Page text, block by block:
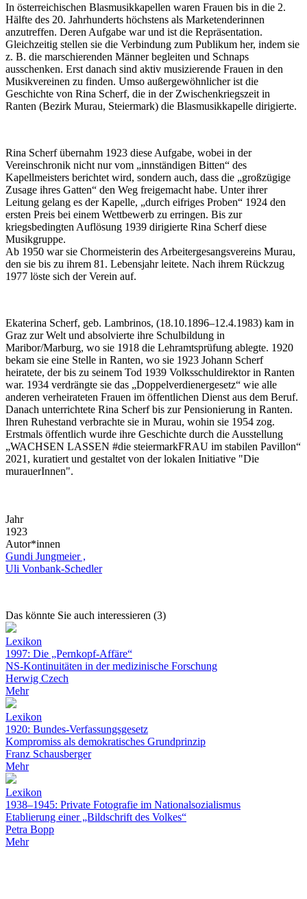
In österreichischen Blasmusikkapellen waren Frauen bis in die 2.
Hälfte des 20. Jahrhunderts höchstens als Marketenderinnen
anzutreffen. Deren Aufgabe war und ist die Repräsentation.
Gleichzeitig stellen sie die Verbindung zum Publikum her, indem sie
z. B. die marschierenden Männer begleiten und Schnaps
ausschenken. Erst danach sind aktiv musizierende Frauen in den
Musikvereinen zu finden. Umso außergewöhnlicher ist die
Geschichte von Rina Scherf, die in der Zwischenkriegszeit in
Ranten (Bezirk Murau, Steiermark) die Blasmusikkapelle dirigierte.
Rina Scherf übernahm 1923 diese Aufgabe, wobei in der
Vereinschronik nicht nur vom „innständigen Bitten“ des
Kapellmeisters berichtet wird, sondern auch, dass die „großzügige
Zusage ihres Gatten“ den Weg freigemacht habe. Unter ihrer
Leitung gelang es der Kapelle, „durch eifriges Proben“ 1924 den
ersten Preis bei einem Wettbewerb zu erringen. Bis zur
kriegsbedingten Auflösung 1939 dirigierte Rina Scherf diese
Musikgruppe.
Ab 1950 war sie Chormeisterin des Arbeitergesangsvereins Murau,
den sie bis zu ihrem 81. Lebensjahr leitete. Nach ihrem Rückzug
1977 löste sich der Verein auf.
Ekaterina Scherf, geb. Lambrinos, (18.10.1896–12.4.1983) kam in
Graz zur Welt und absolvierte ihre Schulbildung in
Maribor/Marburg, wo sie 1918 die Lehramtsprüfung ablegte. 1920
bekam sie eine Stelle in Ranten, wo sie 1923 Johann Scherf
heiratete, der bis zu seinem Tod 1939 Volksschuldirektor in Ranten
war. 1934 verdrängte sie das „Doppelverdienergesetz“ wie alle
anderen verheirateten Frauen im öffentlichen Dienst aus dem Beruf.
Danach unterrichtete Rina Scherf bis zur Pensionierung in Ranten.
Ihren Ruhestand verbrachte sie in Murau, wohin sie 1954 zog.
Erstmals öffentlich wurde ihre Geschichte durch die Ausstellung
„WACHSEN LASSEN #die steiermarkFRAU im stabilen Pavillon“
2021, kuratiert und gestaltet von der lokalen Initiative "Die
murauerInnen".
Jahr
1923
Autor*innen
Gundi Jungmeier ,
Uli Vonbank-Schedler
Das könnte Sie auch interessieren (3)
Lexikon
1997: Die „Pernkopf-Affäre“
NS-Kontinuitäten in der medizinische Forschung
Herwig Czech
Mehr
Lexikon
1920: Bundes-Verfassungsgesetz
Kompromiss als demokratisches Grundprinzip
Franz Schausberger
Mehr
Lexikon
1938–1945: Private Fotografie im Nationalsozialismus
Etablierung einer „Bildschrift des Volkes“
Petra Bopp
Mehr